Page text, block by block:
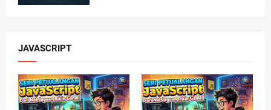
JAVASCRIPT